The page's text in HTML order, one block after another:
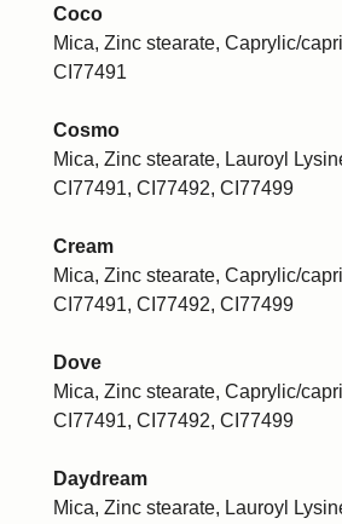
Coco
Mica, Zinc stearate, Caprylic/
CI77491
Cosmo
Mica, Zinc stearate, Lauroyl
CI77491, CI77492, CI77499
Cream
Mica, Zinc stearate, Caprylic/
CI77491, CI77492, CI77499
Dove
Mica, Zinc stearate, Caprylic/
CI77491, CI77492, CI77499
Daydream
Mica, Zinc stearate, Lauroyl